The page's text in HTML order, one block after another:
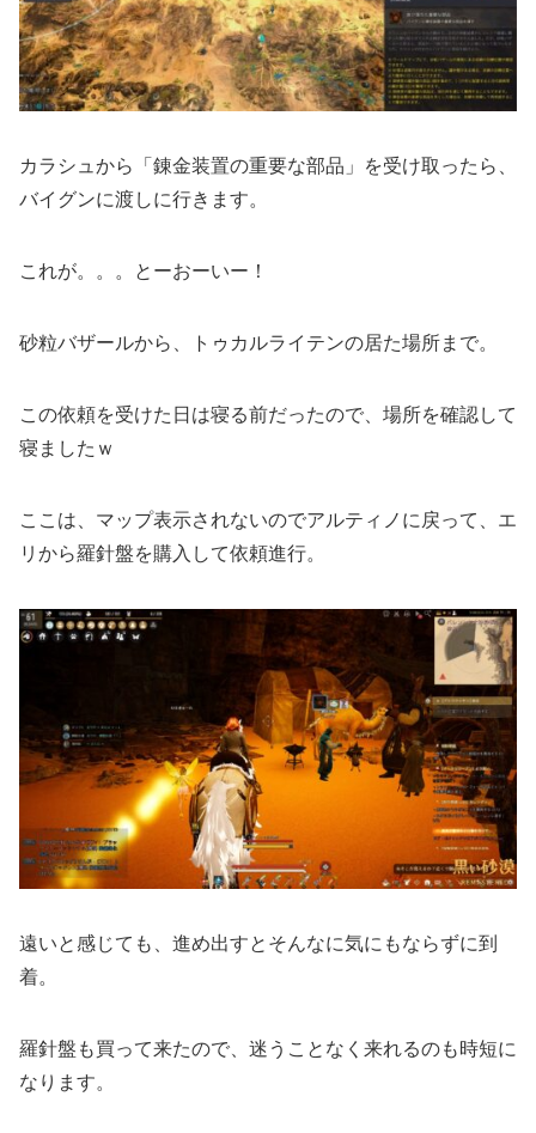
カラシュから「錬金装置の重要な部品」を受け取ったら、
バイグンに渡しに行きます。
これが。。。とーおーいー！
砂粒バザールから、トゥカルライテンの居た場所まで。
この依頼を受けた日は寝る前だったので、場所を確認して
寝ましたｗ
ここは、マップ表示されないのでアルティノに戻って、エ
リから羅針盤を購入して依頼進行。
遠いと感じても、進め出すとそんなに気にもならずに到
着。
羅針盤も買って来たので、迷うことなく来れるのも時短に
なります。